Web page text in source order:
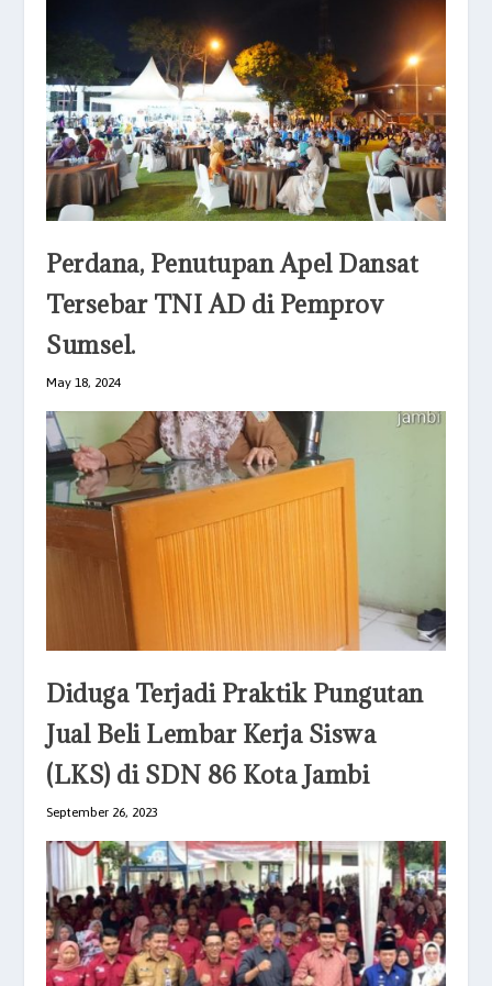
Perdana, Penutupan Apel Dansat
Tersebar TNI AD di Pemprov
Sumsel.
May 18, 2024
Diduga Terjadi Praktik Pungutan
Jual Beli Lembar Kerja Siswa
(LKS) di SDN 86 Kota Jambi
September 26, 2023